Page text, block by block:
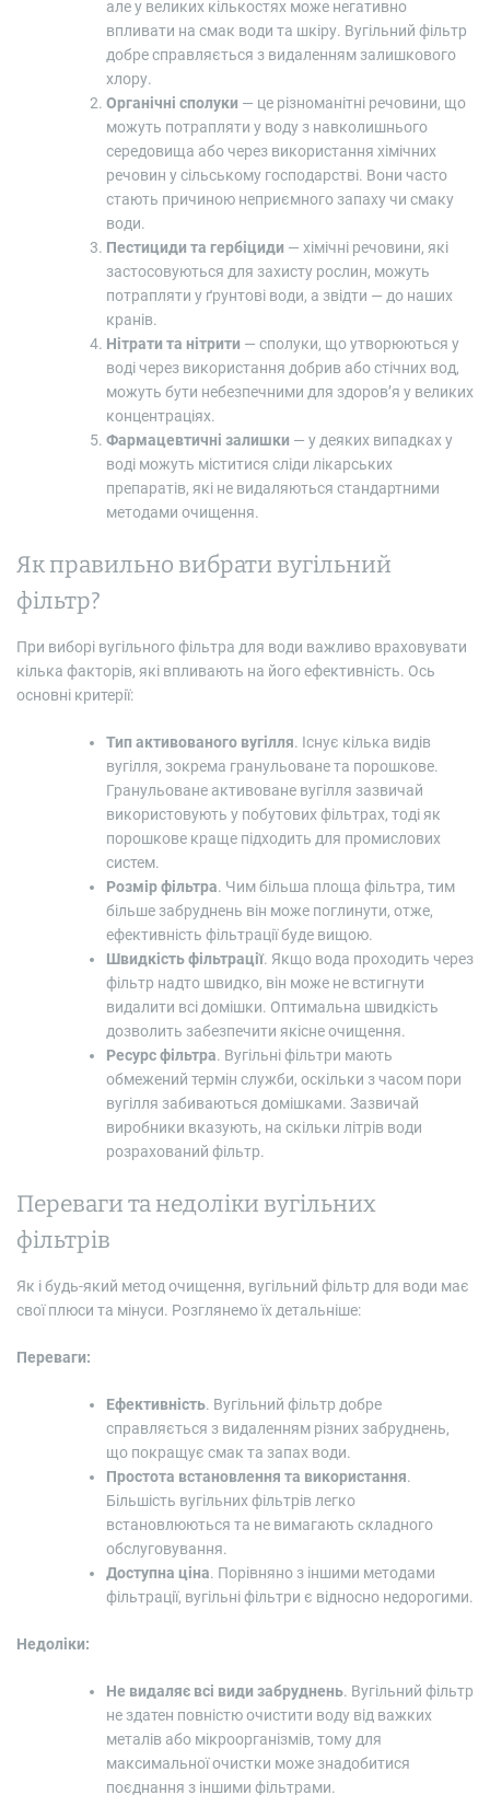
але у великих кількостях може негативно
впливати на смак води та шкіру. Вугільний фільтр
добре справляється з видаленням залишкового
хлору.
Органічні сполуки — це різноманітні речовини, що
можуть потрапляти у воду з навколишнього
середовища або через використання хімічних
речовин у сільському господарстві. Вони часто
стають причиною неприємного запаху чи смаку
води.
Пестициди та гербіциди — хімічні речовини, які
застосовуються для захисту рослин, можуть
потрапляти у ґрунтові води, а звідти — до наших
кранів.
Нітрати та нітрити — сполуки, що утворюються у
воді через використання добрив або стічних вод,
можуть бути небезпечними для здоров’я у великих
концентраціях.
Фармацевтичні залишки — у деяких випадках у
воді можуть міститися сліди лікарських
препаратів, які не видаляються стандартними
методами очищення.
Як правильно вибрати вугільний
фільтр?
При виборі вугільного фільтра для води важливо враховувати
кілька факторів, які впливають на його ефективність. Ось
основні критерії:
Тип активованого вугілля. Існує кілька видів
вугілля, зокрема гранульоване та порошкове.
Гранульоване активоване вугілля зазвичай
використовують у побутових фільтрах, тоді як
порошкове краще підходить для промислових
систем.
Розмір фільтра. Чим більша площа фільтра, тим
більше забруднень він може поглинути, отже,
ефективність фільтрації буде вищою.
Швидкість фільтрації. Якщо вода проходить через
фільтр надто швидко, він може не встигнути
видалити всі домішки. Оптимальна швидкість
дозволить забезпечити якісне очищення.
Ресурс фільтра. Вугільні фільтри мають
обмежений термін служби, оскільки з часом пори
вугілля забиваються домішками. Зазвичай
виробники вказують, на скільки літрів води
розрахований фільтр.
Переваги та недоліки вугільних
фільтрів
Як і будь-який метод очищення, вугільний фільтр для води має
свої плюси та мінуси. Розглянемо їх детальніше:
Переваги:
Ефективність. Вугільний фільтр добре
справляється з видаленням різних забруднень,
що покращує смак та запах води.
Простота встановлення та використання.
Більшість вугільних фільтрів легко
встановлюються та не вимагають складного
обслуговування.
Доступна ціна. Порівняно з іншими методами
фільтрації, вугільні фільтри є відносно недорогими.
Недоліки:
Не видаляє всі види забруднень. Вугільний фільтр
не здатен повністю очистити воду від важких
металів або мікроорганізмів, тому для
максимальної очистки може знадобитися
поєднання з іншими фільтрами.